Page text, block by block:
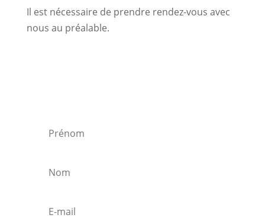
Il est nécessaire de prendre rendez-vous avec
nous au préalable.